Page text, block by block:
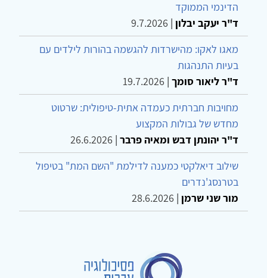
הדינמי הממוקד
ד"ר יעקב יבלון |
9.7.2026
מאגו לאקו: מהישרדות להגשמה בהורות לילדים עם
בעיות התנהגות
ד"ר ליאור סומך |
19.7.2026
מחויבות חברתית כעמדה אתית-טיפולית: שרטוט
מחדש של גבולות המקצוע
ד"ר יהונתן דבש ומאיה פרבר |
26.6.2026
שילוב דיאלקטי כמענה לדילמת "השם המת" בטיפול
בטרנסג'נדרים
מור שני שרמן |
28.6.2026